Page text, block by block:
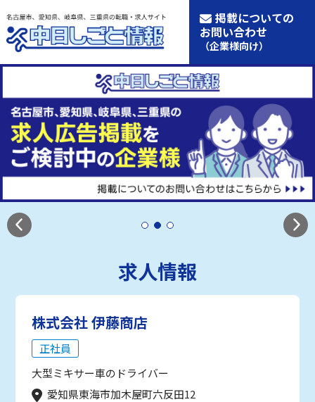
掲載についての
お問い合わせ
（企業様向け）
求人情報
株式会社 伊藤商店
正社員
大型ミキサー車のドライバー
愛知県東海市加木屋町六反田12